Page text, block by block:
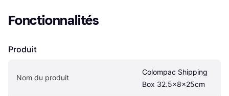
Fonctionnalités
Produit
Nom du produit
Colompac Shipping
Box 32.5x8x25cm